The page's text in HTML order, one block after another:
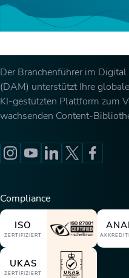
Der Branchenführer im
(DAM) unterstützt Ihre
KI-gestützten Plattform zum
wachsenden Content-
Compliance
ISO
ZERTIFIZIERT
UKAS
ZERTIFIZIERT